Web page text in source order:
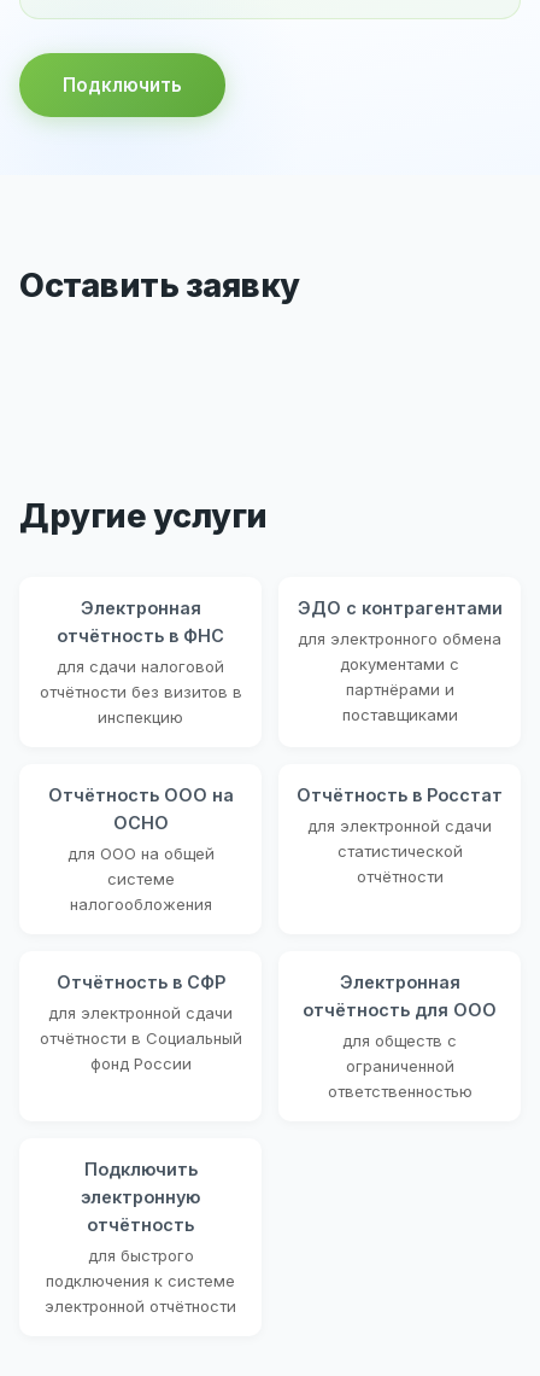
Подключить
Оставить заявку
Другие услуги
Электронная
отчётность в ФНС
для сдачи налоговой
отчётности без визитов в
инспекцию
ЭДО с контрагентами
для электронного обмена
документами с
партнёрами и
поставщиками
Отчётность ООО на
ОСНО
для ООО на общей
системе
налогообложения
Отчётность в Росстат
для электронной сдачи
статистической
отчётности
Отчётность в СФР
для электронной сдачи
отчётности в Социальный
фонд России
Электронная
отчётность для ООО
для обществ с
ограниченной
ответственностью
Подключить
электронную
отчётность
для быстрого
подключения к системе
электронной отчётности